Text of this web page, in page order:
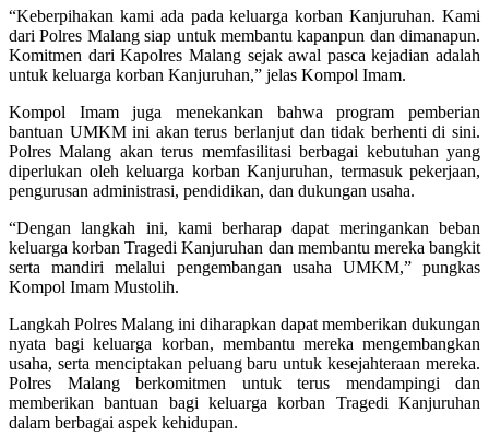
“Keberpihakan kami ada pada keluarga korban Kanjuruhan. Kami
dari Polres Malang siap untuk membantu kapanpun dan dimanapun.
Komitmen dari Kapolres Malang sejak awal pasca kejadian adalah
untuk keluarga korban Kanjuruhan,” jelas Kompol Imam.
Kompol Imam juga menekankan bahwa program pemberian
bantuan UMKM ini akan terus berlanjut dan tidak berhenti di sini.
Polres Malang akan terus memfasilitasi berbagai kebutuhan yang
diperlukan oleh keluarga korban Kanjuruhan, termasuk pekerjaan,
pengurusan administrasi, pendidikan, dan dukungan usaha.
“Dengan langkah ini, kami berharap dapat meringankan beban
keluarga korban Tragedi Kanjuruhan dan membantu mereka bangkit
serta mandiri melalui pengembangan usaha UMKM,” pungkas
Kompol Imam Mustolih.
Langkah Polres Malang ini diharapkan dapat memberikan dukungan
nyata bagi keluarga korban, membantu mereka mengembangkan
usaha, serta menciptakan peluang baru untuk kesejahteraan mereka.
Polres Malang berkomitmen untuk terus mendampingi dan
memberikan bantuan bagi keluarga korban Tragedi Kanjuruhan
dalam berbagai aspek kehidupan.